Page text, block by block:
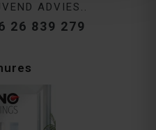
ADVIES..
26 839 279